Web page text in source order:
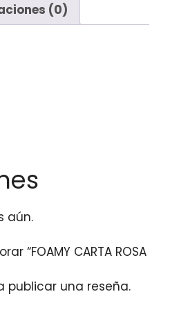
(0)
aún.
“FOAMY CARTA ROSA
publicar una reseña.